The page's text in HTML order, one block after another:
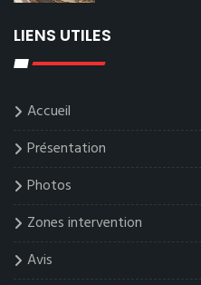
LIENS UTILES
Accueil
Présentation
Photos
Zones intervention
Avis